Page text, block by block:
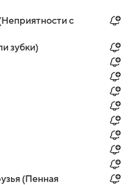
с
зубки)
(Пенная